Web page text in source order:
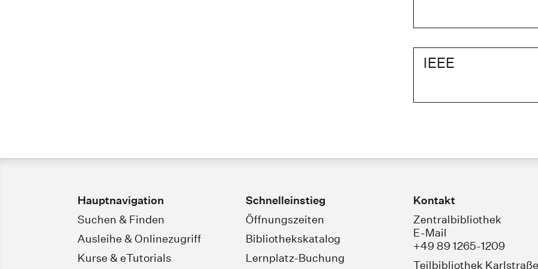
IEEE
Hauptnavigation
Suchen & Finden
Ausleihe & Onlinezugriff
Kurse & eTutorials
Schnelleinstieg
Öffnungszeiten
Bibliothekskatalog
Lernplatz-Buchung
Kontakt
Zentralbibliothek
E-Mail
+49 89 1265-1209
Teilbibliothek Karlstraße